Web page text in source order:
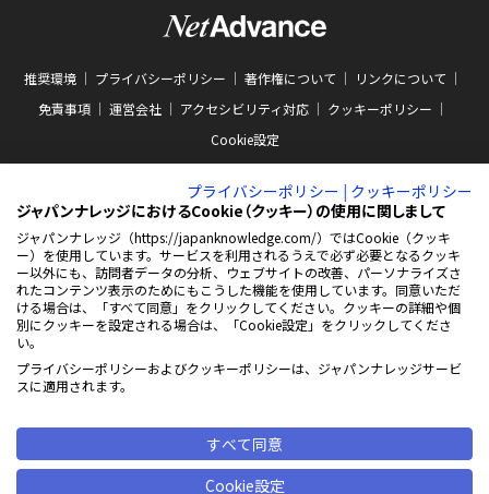
推奨環境 プライバシーポリシー 著作権について
リンクについて
免責事項
運営会社 アクセシビリティ対応
クッキーポリシー
Cookie設定
ABJマークは、この電子書店・電子書籍配信サービスが、著作権者からコンテン
ツ使用許諾を得た正規版配信サービスであることを示す商標（登録番号 第
10981000号）です。ABJマークの詳細、ABJマークを掲示しているサービスの一
覧はこちらをご覧ください。
AEBS 電子出版制作・流通協議会
https://aebs.or.jp/
新
い
ウ
開
© 2001-2026 NetAdvance Inc. All rights reserved.
プライバシーポリシー | クッキーポリシー
ジャパンナレッジにおけるCookie（クッキー）の使用に関しまして
ジャパンナレッジ（https://japanknowledge.com/）ではCookie（クッキ
ー）を使用しています。サービスを利用されるうえで必ず必要となるクッキ
ー以外にも、訪問者データの分析、ウェブサイトの改善、パーソナライズさ
れたコンテンツ表示のためにもこうした機能を使用しています。同意いただ
ける場合は、「すべて同意」をクリックしてください。クッキーの詳細や個
別にクッキーを設定される場合は、「Cookie設定」をクリックしてくださ
い。
プライバシーポリシーおよびクッキーポリシーは、ジャパンナレッジサービ
スに適用されます。
すべて同意
Cookie設定